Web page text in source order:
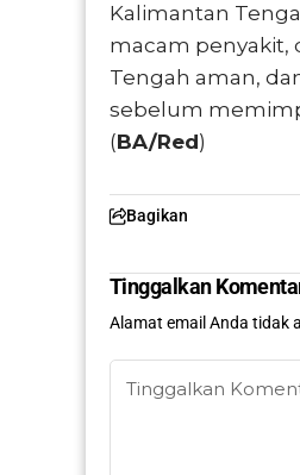
Kalimantan
macam penyakit,
Tengah aman,
sebelum
(BA/Red)
Bagikan
Tinggalkan
Alamat email Anda tidak